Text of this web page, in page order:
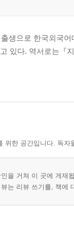
생으로 한국외국
있다. 역서로는『
위한 공간입니다. 독
을 거쳐 이 곳에 게재
는 리뷰 쓰기를, 책에